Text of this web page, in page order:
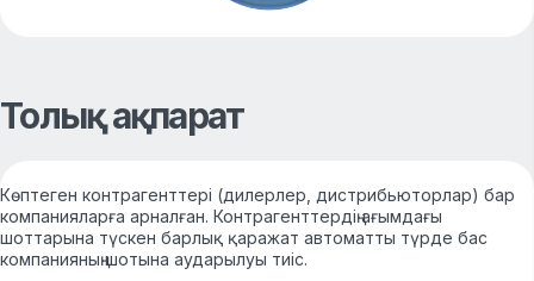
Толық ақпарат
Көптеген контрагенттері (дилерлер, дистрибьюторлар) бар
компанияларға арналған. Контрагенттердің ағымдағы
шоттарына түскен барлық қаражат автоматты түрде бас
компанияның шотына аударылуы тиіс.